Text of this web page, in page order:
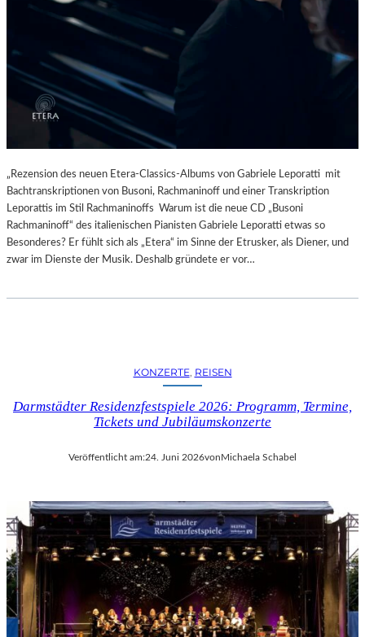
„Rezension des neuen Etera-Classics-Albums von Gabriele Leporatti mit
Bachtranskriptionen von Busoni, Rachmaninoff und einer Transkription
Leporattis im Stil Rachmaninoffs Warum ist die neue CD „Busoni
Rachmaninoff“ des italienischen Pianisten Gabriele Leporatti etwas so
Besonderes? Er fühlt sich als „Etera“ im Sinne der Etrusker, als Diener, und
zwar im Dienste der Musik. Deshalb gründete er vor…
KONZERTE, REISEN
Darmstädter Residenzfestspiele 2026: Programm, Termine,
Tickets und Jubiläumskonzerte
Veröffentlicht am:24. Juni 2026vonMichaela Schabel